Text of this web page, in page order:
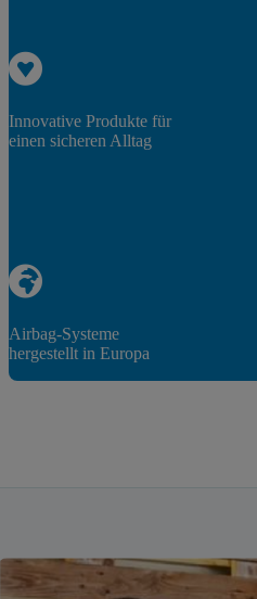
Innovative Produkte für
einen sicheren Alltag
Airbag-Systeme
hergestellt in Europa